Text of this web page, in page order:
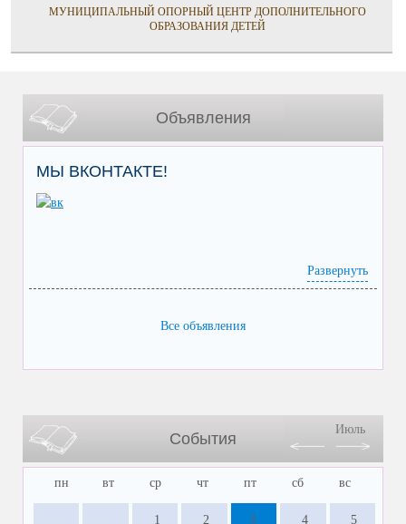
МУНИЦИПАЛЬНЫЙ ОПОРНЫЙ ЦЕНТР ДОПОЛНИТЕЛЬНОГО
ОБРАЗОВАНИЯ ДЕТЕЙ
Объявления
МЫ ВКОНТАКТЕ!
Развернуть
Все объявления
События
Июль
пн вт ср чт пт сб вс
1 2 3 4 5